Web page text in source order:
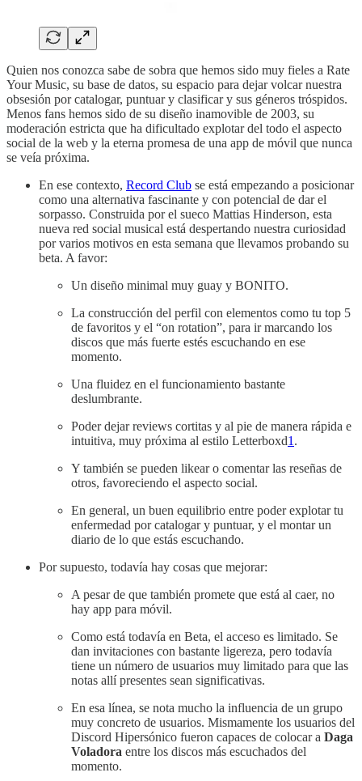
Quien nos conozca sabe de sobra que hemos sido muy fieles a Rate
Your Music, su base de datos, su espacio para dejar volcar nuestra
obsesión por catalogar, puntuar y clasificar y sus géneros tróspidos.
Menos fans hemos sido de su diseño inamovible de 2003, su
moderación estricta que ha dificultado explotar del todo el aspecto
social de la web y la eterna promesa de una app de móvil que nunca
se veía próxima.
En ese contexto, Record Club se está empezando a posicionar
como una alternativa fascinante y con potencial de dar el
sorpasso. Construida por el sueco Mattias Hinderson, esta
nueva red social musical está despertando nuestra curiosidad
por varios motivos en esta semana que llevamos probando su
beta. A favor:
Un diseño minimal muy guay y BONITO.
La construcción del perfil con elementos como tu top 5
de favoritos y el “on rotation”, para ir marcando los
discos que más fuerte estés escuchando en ese
momento.
Una fluidez en el funcionamiento bastante
deslumbrante.
Poder dejar reviews cortitas y al pie de manera rápida e
intuitiva, muy próxima al estilo Letterboxd1 .
Y también se pueden likear o comentar las reseñas de
otros, favoreciendo el aspecto social.
En general, un buen equilibrio entre poder explotar tu
enfermedad por catalogar y puntuar, y el montar un
diario de lo que estás escuchando.
Por supuesto, todavía hay cosas que mejorar:
A pesar de que también promete que está al caer, no
hay app para móvil.
Como está todavía en Beta, el acceso es limitado. Se
dan invitaciones con bastante ligereza, pero todavía
tiene un número de usuarios muy limitado para que las
notas allí presentes sean significativas.
En esa línea, se nota mucho la influencia de un grupo
muy concreto de usuarios. Mismamente los usuarios del
Discord Hipersónico fueron capaces de colocar a Daga
Voladora entre los discos más escuchados del
momento.